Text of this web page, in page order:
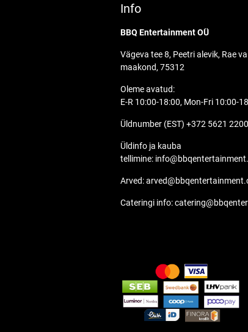
Info
BBQ Entertainment OÜ
Vägeva tee 8, Peetri alevik, Rae
maakond, 75312
Oleme avatud:
E-R 10:00-18:00, Mon-Fri 10:00-
Üldnumber (EST) +372 5621 2200
Üldinfo ja kauba
tellimine:
Arved:
Cateringi info: